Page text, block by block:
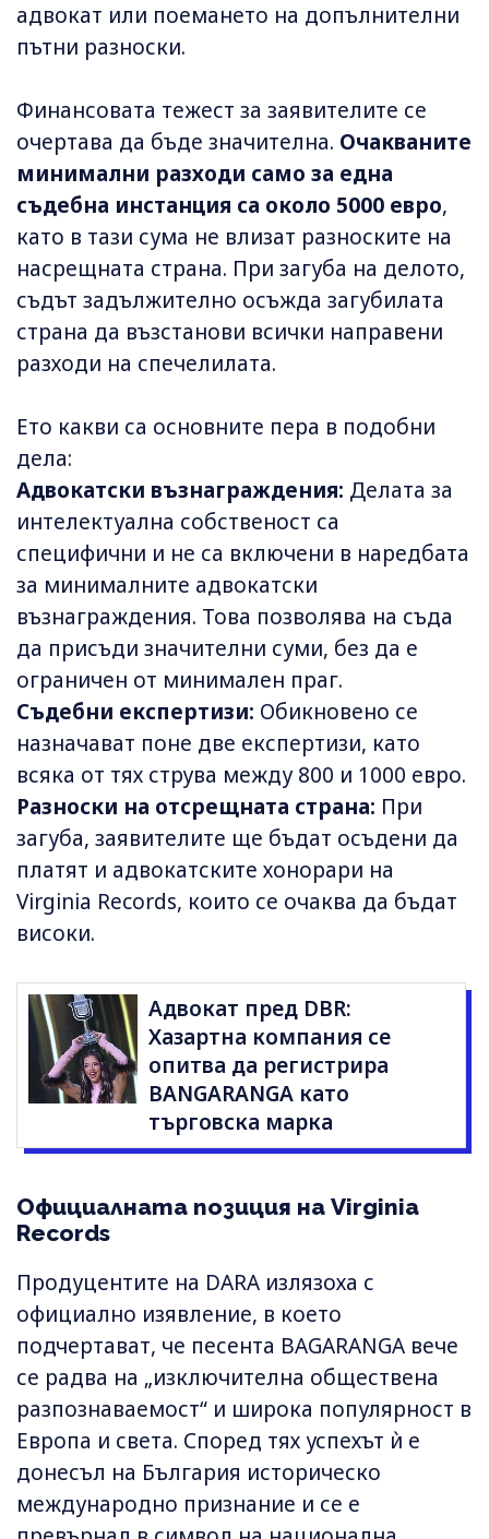
адвокат или поемането на допълнителни
пътни разноски.
Финансовата тежест за заявителите се
очертава да бъде значителна. Очакваните
минимални разходи само за една
съдебна инстанция са около 5000 евро,
като в тази сума не влизат разноските на
насрещната страна. При загуба на делото,
съдът задължително осъжда загубилата
страна да възстанови всички направени
разходи на спечелилата.
Ето какви са основните пера в подобни
дела:
Адвокатски възнаграждения: Делата за
интелектуална собственост са
специфични и не са включени в наредбата
за минималните адвокатски
възнаграждения. Това позволява на съда
да присъди значителни суми, без да е
ограничен от минимален праг.
Съдебни експертизи: Обикновено се
назначават поне две експертизи, като
всяка от тях струва между 800 и 1000 евро.
Разноски на отсрещната страна: При
загуба, заявителите ще бъдат осъдени да
платят и адвокатските хонорари на
Virginia Records, които се очаква да бъдат
високи.
Адвокат пред DBR:
Хазартна компания се
опитва да регистрира
BANGARANGA като
търговска марка
Официалната позиция на Virginia
Records
Продуцентите на DARA излязоха с
официално изявление, в което
подчертават, че песента BAGARANGA вече
се радва на „изключителна обществена
разпознаваемост“ и широка популярност в
Европа и света. Според тях успехът ѝ е
донесъл на България историческо
международно признание и се е